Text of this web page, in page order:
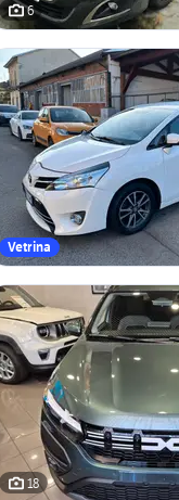
6
Vetrina
18